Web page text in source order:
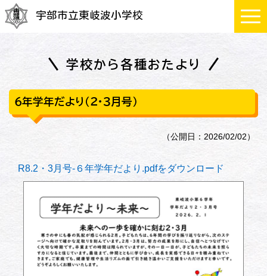
宇部市立東岐波小学校
学校から各種おたより
６年学年だより（２・３月号）
（公開日：2026/02/02）
R8.2・3月号-６年学年だより.pdfをダウンロード